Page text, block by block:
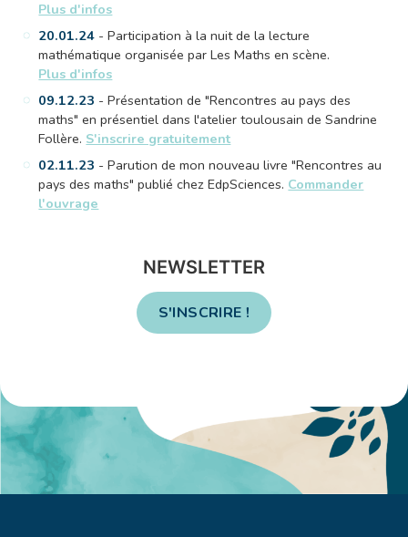
Plus d'infos
20.01.24 - Participation à la nuit de la lecture
mathématique organisée par Les Maths en scène.
Plus d'infos
09.12.23 - Présentation de "Rencontres au pays des
maths" en présentiel dans l'atelier toulousain de Sandrine
Follère. S'inscrire gratuitement
02.11.23 - Parution de mon nouveau livre "Rencontres au
pays des maths" publié chez EdpSciences. Commander
l'ouvrage
NEWSLETTER
S'INSCRIRE !